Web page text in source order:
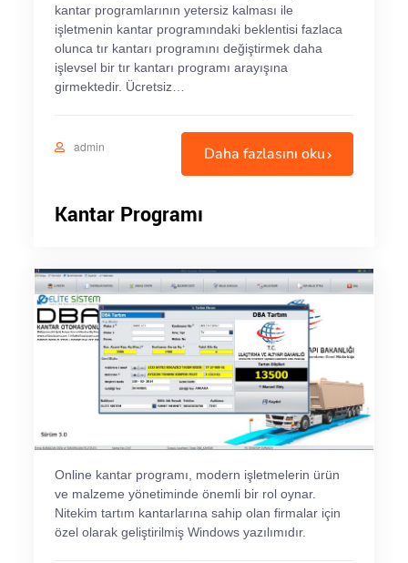
kantar programlarının yetersiz kalması ile
işletmenin kantar programındaki beklentisi fazlaca
olunca tır kantarı programını değiştirmek daha
işlevsel bir tır kantarı programı arayışına
girmektedir. Ücretsiz…
admin Daha fazlasını oku
Kantar Programı
Online kantar programı, modern işletmelerin ürün
ve malzeme yönetiminde önemli bir rol oynar.
Nitekim tartım kantarlarına sahip olan firmalar için
özel olarak geliştirilmiş Windows yazılımıdır.